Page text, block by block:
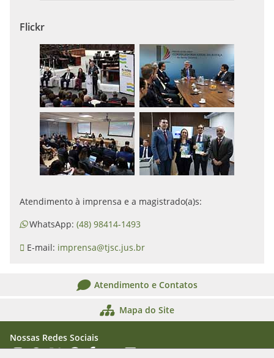
Flickr
Atendimento à imprensa e a magistrado(a)s:
WhatsApp: (48) 98414-1493
E-mail: imprensa@tjsc.jus.br
Atendimento e Contatos
Mapa do Site
Nossas Redes Sociais
Acessar Instagram
Acessar WhatsApp
Acessar XAcessar Threads
Acessar Facebook
Acessar YouTube
Acessar Flickr
Acessar SoundCloud